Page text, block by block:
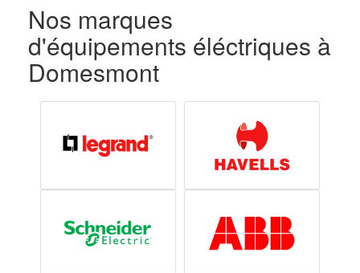
Nos marques
d'équipements éléctriques à
Domesmont